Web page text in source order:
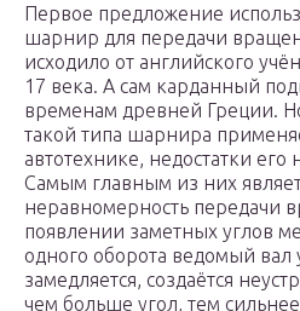
Первое предложение
шарнир для передачи
исходило от английского
17 века. А сам карданный
временам древней Греции.
такой типа шарнира
автотехнике, недостатки его
Самым главным из них
неравномерность передачи
появлении заметных углов
одного оборота ведомый вал
замедляется, создаётся
чем больше угол, тем